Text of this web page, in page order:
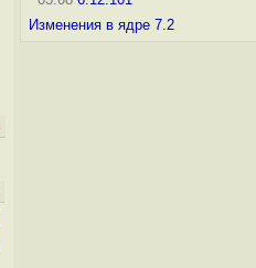
Изменения в ядре 7.2